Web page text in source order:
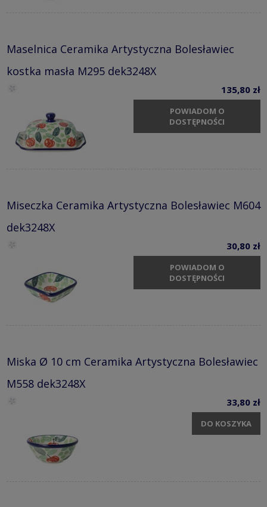
Maselnica Ceramika Artystyczna Bolesławiec
kostka masła M295 dek3248X
135,80 zł
POWIADOM O
DOSTĘPNOŚCI
Miseczka Ceramika Artystyczna Bolesławiec M604
dek3248X
30,80 zł
POWIADOM O
DOSTĘPNOŚCI
Miska Ø 10 cm Ceramika Artystyczna Bolesławiec
M558 dek3248X
33,80 zł
DO KOSZYKA